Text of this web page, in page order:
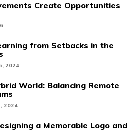
Create Opportunities
from Setbacks in the
2024
World: Balancing Remote
2024
a Memorable Logo and